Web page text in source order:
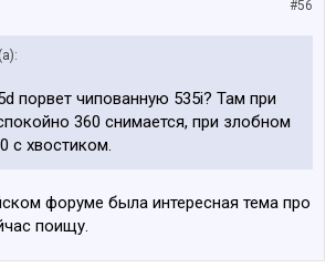
#56
порвет чипованную 535i? Там при
360 снимается, при злобном
с хвостиком.
форуме была интересная тема про
поищу.